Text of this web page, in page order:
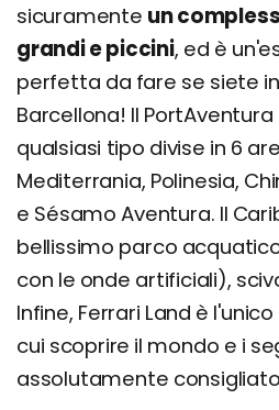
sicuramente un
grandi e piccini, ed è
perfetta da fare se siete
Barcellona! Il
qualsiasi tipo divise in 6
Mediterrania, Polinesia,
e Sésamo Aventura. Il
bellissimo parco
con le onde artificiali),
Infine, Ferrari Land è
cui scoprire il mondo e i
assolutamente